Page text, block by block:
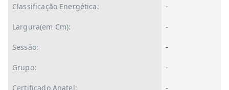
Classificação Energética: -
Largura(em Cm): -
Sessão: -
Grupo: -
Certificado Anatel: -